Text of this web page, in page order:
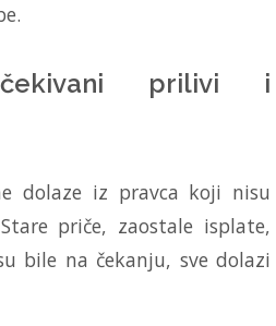
prilivi i
dolaze iz pravca koji nisu
priče, zaostale isplate,
bile na čekanju, sve dolazi